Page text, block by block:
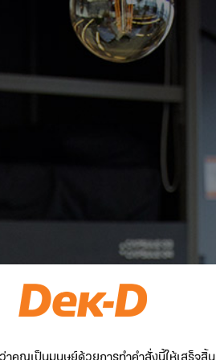
าคุณเป็นมนุษย์ด้วยการทำคำสั่งนี้ให้เสร็จสิ้น